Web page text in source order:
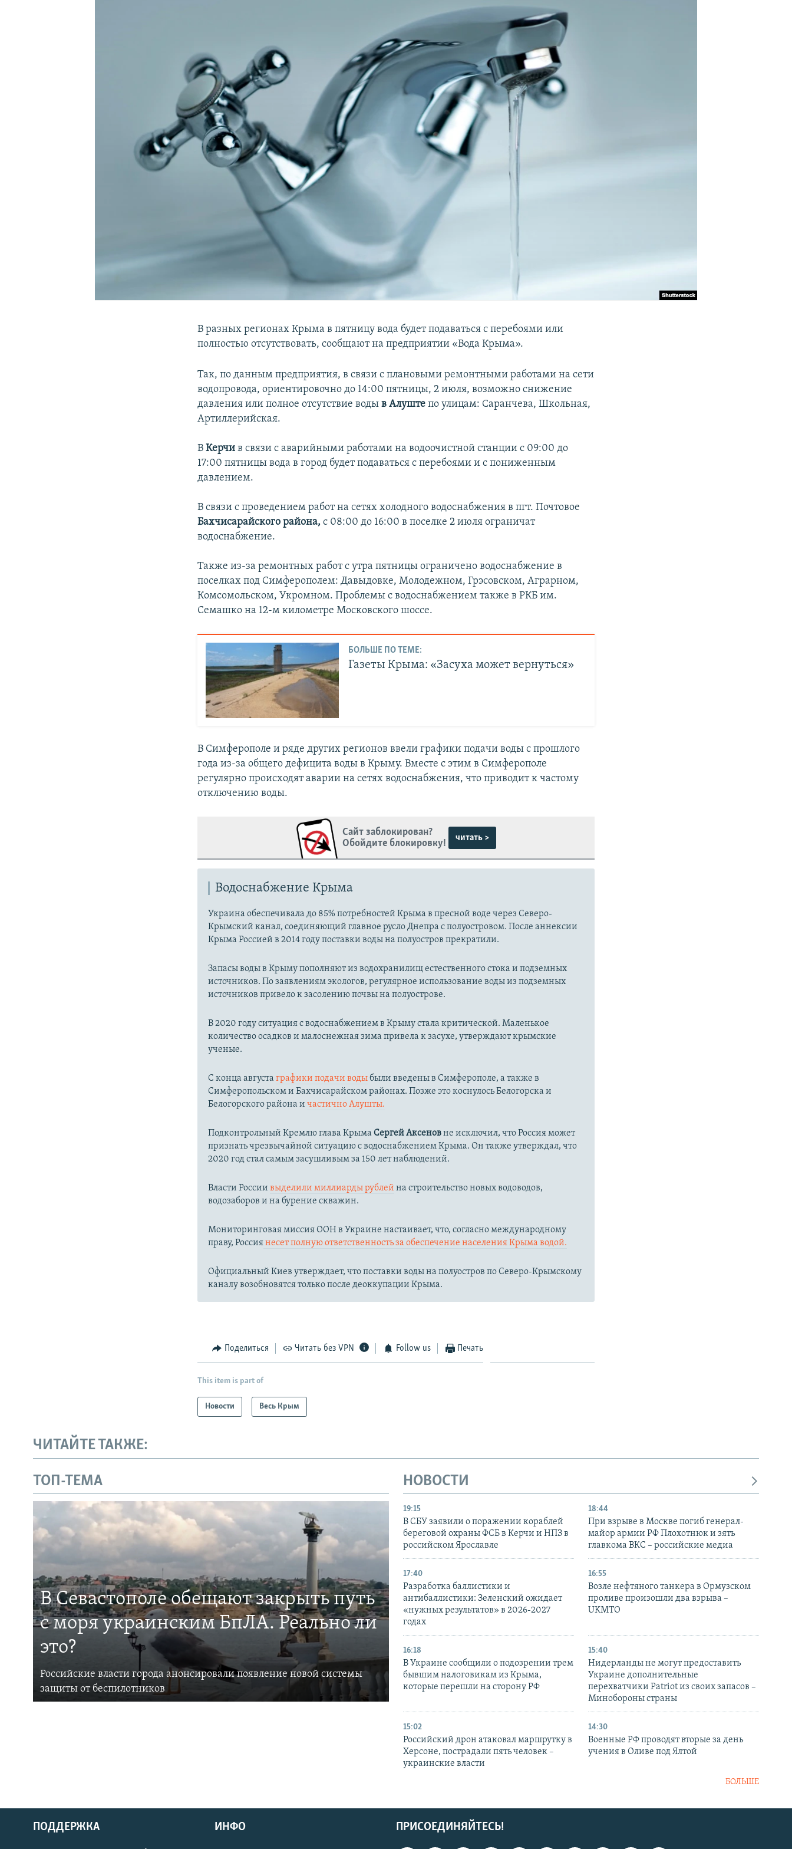
В разных регионах Крыма в пятницу вода будет подаваться с перебоями или
полностью отсутствовать, сообщают на предприятии «Вода Крыма».
Так, по данным предприятия, в связи с плановыми ремонтными работами на сети
водопровода, ориентировочно до 14:00 пятницы, 2 июля, возможно снижение
давления или полное отсутствие водыв Алуште по улицам: Саранчева, Школьная,
Артиллерийская.
ВКерчи в связи с аварийными работами на водоочистной станции с 09:00 до
17:00 пятницы вода в город будет подаваться с перебоями и с пониженным
давлением.
В связи с проведением работ на сетях холодного водоснабжения в пгт. Почтовое
Бахчисарайского района, с 08:00 до 16:00 в поселке 2 июля ограничат
водоснабжение.
Также из-за ремонтных работ с утра пятницы ограничено водоснабжение в
поселках под Симферополем: Давыдовке, Молодежном, Грэсовском, Аграрном,
Комсомольском, Укромном. Проблемы с водоснабжением также в РКБ им.
Семашко на 12-м километре Московского шоссе.
БОЛЬШЕ ПО ТЕМЕ:
Газеты Крыма: «Засуха может вернуться»
В Симферополе и ряде других регионов ввели графики подачи воды с прошлого
года из-за общего дефицита воды в Крыму. Вместе с этим в Симферополе
регулярно происходят аварии на сетях водоснабжения, что приводит к частому
отключению воды.​
Сайт заблокирован?
Обойдите блокировку!
читать >
Водоснабжение Крыма
Украина обеспечивала до 85% потребностей Крыма в пресной воде через Северо-
Крымский канал, соединяющий главное русло Днепра с полуостровом. После аннексии
Крыма Россией в 2014 году поставки воды на полуостров прекратили.
Запасы воды в Крыму пополняют из водохранилищ естественного стока и подземных
источников. По заявлениям экологов, регулярное использование воды из подземных
источников привело к засолению почвы на полуострове.
В 2020 году ситуация с водоснабжением в Крыму стала критической. Маленькое
количество осадков и малоснежная зима привела к засухе, утверждают крымские
ученые.
С конца августаграфики подачи водыбыли введены в Симферополе, а также в
Симферопольском и Бахчисарайском районах. Позже это коснулось Белогорска и
Белогорского района ичастично Алушты.
Подконтрольный Кремлю глава КрымаСергей Аксеновне исключил, что Россия может
признать чрезвычайной ситуацию с водоснабжением Крыма. Он также утверждал, что
2020 год стал самым засушливым за 150 лет наблюдений.​
Власти Россиивыделили миллиарды рублей на строительство новых водоводов,
водозаборов и на бурение скважин.
Мониторинговая миссия ООН в Украине настаивает, что, согласно международному
праву, Россиянесет полную ответственность за обеспечение населения Крыма водой.
Официальный Киев утверждает, что поставки воды на полуостров по Северо-Крымскому
каналу возобновятся только после деоккупации Крыма.
Поделиться Читать без VPN Follow us Печать
This item is part of
Новости Весь Крым
ЧИТАЙТЕ ТАКЖЕ:
ТОП-ТЕМА
В Севастополе обещают закрыть путь
с моря украинским БпЛА. Реально ли
это?
Российские власти города анонсировали появление новой системы
защиты от беспилотников
НОВОСТИ
19:15
В СБУ заявили о поражении кораблей
береговой охраны ФСБ в Керчи и НПЗ в
российском Ярославле
18:44
При взрыве в Москве погиб генерал-
майор армии РФ Плохотнюк и зять
главкома ВКС – российские медиа
17:40
Разработка баллистики и
антибаллистики: Зеленский ожидает
«нужных результатов» в 2026-2027
годах
16:55
Возле нефтяного танкера в Ормузском
проливе произошли два взрыва –
UKMTO
16:18
В Украине сообщили о подозрении трем
бывшим налоговикам из Крыма,
которые перешли на сторону РФ
15:40
Нидерланды не могут предоставить
Украине дополнительные
перехватчики Patriot из своих запасов –
Минобороны страны
15:02
Российский дрон атаковал маршрутку в
Херсоне, пострадали пять человек –
украинские власти
14:30
Военные РФ проводят вторые за день
учения в Оливе под Ялтой
БОЛЬШЕ
ПРИСОЕДИНЯЙТЕСЬ!
ПОДДЕРЖКА ИНФО